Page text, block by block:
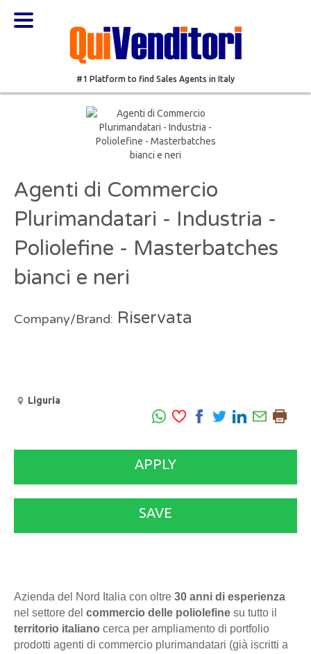
#1 Platform to find Sales Agents in Italy
Agenti di Commercio
Plurimandatari - Industria -
Poliolefine - Masterbatches
bianci e neri
Company/Brand: Riservata
Liguria
APPLY
SAVE
Azienda del Nord Italia con oltre 30 anni di esperienza
nel settore del commercio delle poliolefine su tutto il
territorio italiano cerca per ampliamento di portfolio
prodotti agenti di commercio plurimandatari (già iscritti a